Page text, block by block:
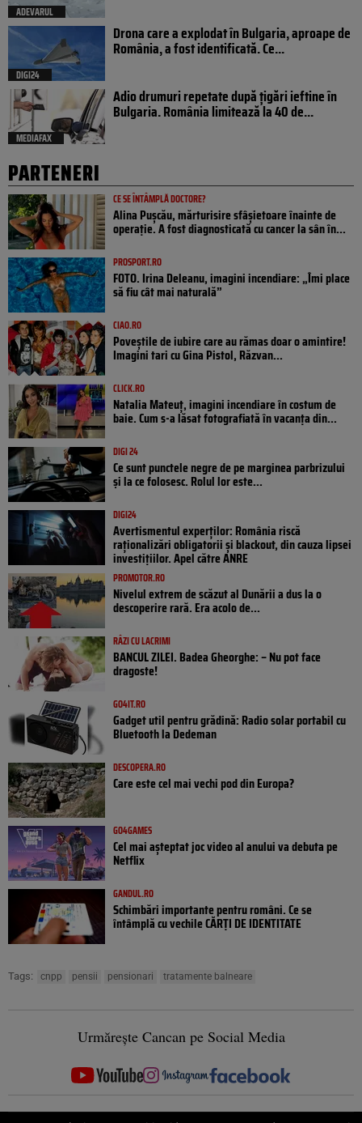
ADEVARUL
DIGI24
Drona care a explodat în Bulgaria, aproape de
România, a fost identificată. Ce...
MEDIAFAX
Adio drumuri repetate după țigări ieftine în
Bulgaria. România limitează la 40 de...
PARTENERI
CE SE ÎNTÂMPLĂ DOCTORE?
Alina Pușcău, mărturisire sfâșietoare înainte de
operație. A fost diagnosticată cu cancer la sân în...
PROSPORT.RO
FOTO. Irina Deleanu, imagini incendiare: „Îmi place
să fiu cât mai naturală”
CIAO.RO
Poveştile de iubire care au rămas doar o amintire!
Imagini tari cu Gina Pistol, Răzvan...
CLICK.RO
Natalia Mateuț, imagini incendiare în costum de
baie. Cum s-a lăsat fotografiată în vacanța din...
DIGI 24
Ce sunt punctele negre de pe marginea parbrizului
și la ce folosesc. Rolul lor este...
DIGI24
Avertismentul experților: România riscă
raționalizări obligatorii și blackout, din cauza lipsei
investițiilor. Apel către ANRE
PROMOTOR.RO
Nivelul extrem de scăzut al Dunării a dus la o
descoperire rară. Era acolo de...
RÂZI CU LACRIMI
BANCUL ZILEI. Badea Gheorghe: – Nu pot face
dragoste!
GO4IT.RO
Gadget util pentru grădină: Radio solar portabil cu
Bluetooth la Dedeman
DESCOPERA.RO
Care este cel mai vechi pod din Europa?
GO4GAMES
Cel mai așteptat joc video al anului va debuta pe
Netflix
GANDUL.RO
Schimbări importante pentru români. Ce se
întâmplă cu vechile CĂRȚI DE IDENTITATE
Tags: cnpp pensii pensionari tratamente balneare
Urmărește Cancan pe Social Media